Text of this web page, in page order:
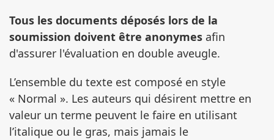
Tous les documents déposés lors de la
soumission doivent être anonymes afin
d'assurer l'évaluation en double aveugle.
L’ensemble du texte est composé en style
« Normal ». Les auteurs qui désirent mettre en
valeur un terme peuvent le faire en utilisant
l’italique ou le gras, mais jamais le